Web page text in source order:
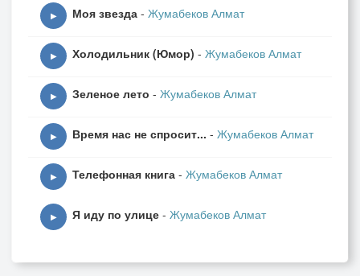
▶ Моя звезда - Жумабеков Алмат
▶ Холодильник (Юмор) - Жумабеков Алмат
▶ Зеленое лето - Жумабеков Алмат
▶ Время нас не спросит... - Жумабеков Алмат
▶ Телефонная книга - Жумабеков Алмат
▶ Я иду по улице - Жумабеков Алмат